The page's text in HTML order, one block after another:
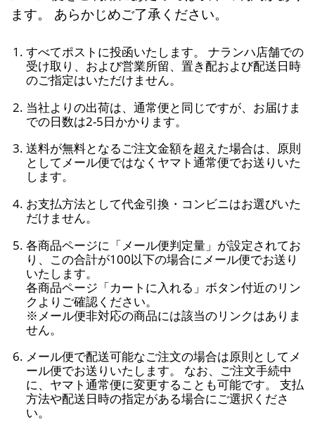
ます。 あらかじめご了承ください。
すべてポストに投函いたします。 ナランハ店舗での
受け取り、および営業所留、置き配および配送日時
のご指定はいただけません。
当社よりの出荷は、通常便と同じですが、お届けま
での日数は2-5日かかります。
送料が無料となるご注文金額を超えた場合は、原則
としてメール便ではなくヤマト通常便でお送りいた
します。
お支払方法として代金引換・コンビニはお選びいた
だけません。
各商品ページに「メール便判定量」が設定されてお
り、この合計が100以下の場合にメール便でお送り
いたします。
各商品ページ「カートに入れる」ボタン付近のリン
クよりご確認ください。
※メール便非対応の商品には該当のリンクはありま
せん。
メール便で配送可能なご注文の場合は原則としてメ
ール便でお送りいたします。 なお、ご注文手続中
に、ヤマト通常便に変更することも可能です。 支払
方法や配送日時の指定がある場合にご選択くださ
い。